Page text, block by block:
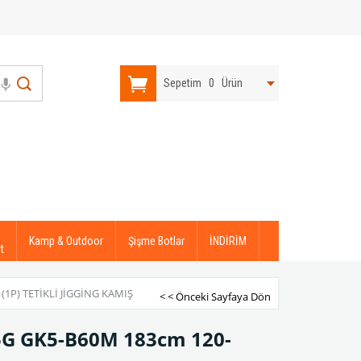
Sepetim 0 Ürün
Kamp & Outdoor Şişme Botlar İNDİRİM
TETIKLI JIGGING KAMIŞ < < Önceki Sayfaya Dön
GK5-B60M 183cm 120-